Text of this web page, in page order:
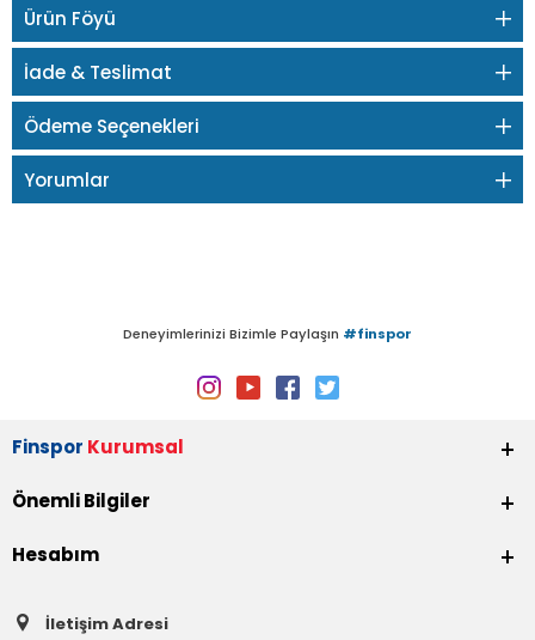
Ürün Föyü
İade & Teslimat
Ödeme Seçenekleri
Yorumlar
Deneyimlerinizi Bizimle Paylaşın #finspor
Finspor Kurumsal
Önemli Bilgiler
Hesabım
İletişim Adresi